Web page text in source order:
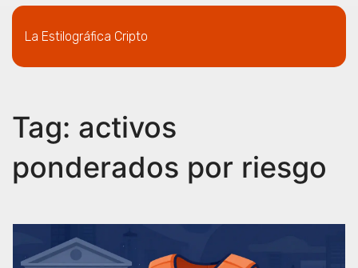
La Estilográfica Cripto
Tag: activos
ponderados por riesgo